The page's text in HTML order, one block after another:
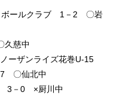
ボールクラブ 1－2 〇岩
久慈中
ザンライズ花巻U-15
7 〇仙北中
3－0 ×厨川中